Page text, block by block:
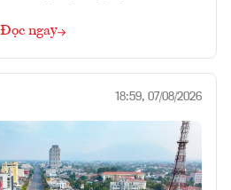
Đọc ngay
18:59, 07/08/2026